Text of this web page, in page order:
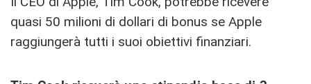
quasi 50 milioni di dollari di bonus se Apple
raggiungerà tutti i suoi obiettivi finanziari.